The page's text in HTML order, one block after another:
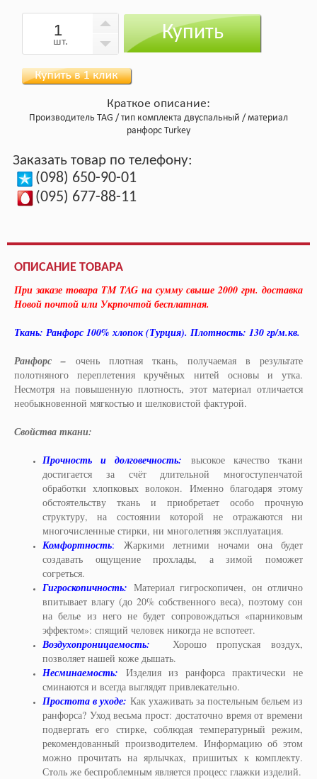
шт. Купить
Краткое описание:
Производитель TAG тип комплекта двуспальный
материал
ранфорс Turkey
Заказать товар по телефону:
(098) 650-90-01
(095) 677-88-11
ОПИСАНИЕ ТОВАРА
При заказе товара TM TAG на сумму свыше 2000 грн. доставка
Новой почтой или Укрпочтой бесплатная.
Ткань: Ранфорс 100% хлопок (Турция). Плотность: 130 гр/м.кв.
Ранфорс – очень плотная ткань, получаемая в результате
полотняного переплетения кручёных нитей основы и утка.
Несмотря на повышенную плотность, этот материал отличается
необыкновенной мягкостью и шелковистой фактурой.
Свойства ткани:
Прочность и долговечность: высокое качество ткани
достигается за счёт длительной многоступенчатой
обработки хлопковых волокон. Именно благодаря этому
обстоятельству ткань и приобретает особо прочную
структуру, на состоянии которой не отражаются ни
многочисленные стирки, ни многолетняя эксплуатация.
Комфортность: Жаркими летними ночами она будет
создавать ощущение прохлады, а зимой поможет
согреться.
Гигроскопичность: Материал гигроскопичен, он отлично
впитывает влагу (до 20% собственного веса), поэтому сон
на белье из него не будет сопровождаться «парниковым
эффектом»: спящий человек никогда не вспотеет.
Воздухопроницаемость:
Хорошо пропуская воздух,
позволяет нашей коже дышать.
Несминаемость: Изделия из ранфорса практически не
сминаются и всегда выглядят привлекательно.
Простота в уходе: Как ухаживать за постельным бельем из
ранфорса? Уход весьма прост: достаточно время от времени
подвергать его стирке, соблюдая температурный режим,
рекомендованный производителем. Информацию об этом
можно прочитать на ярлычках, пришитых к комплекту.
Столь же беспроблемным является процесс глажки изделий.